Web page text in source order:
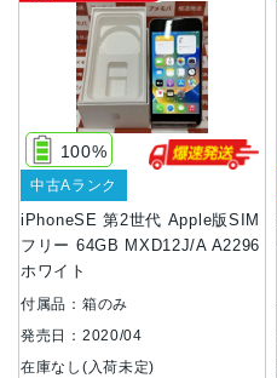
iPhoneSE 第2世代 Apple版SIM
フリー 64GB MXD12J/A A2296
ホワイト
100%
中古Aランク
付属品：箱のみ
発売日：2020/04
在庫なし(入荷未定)